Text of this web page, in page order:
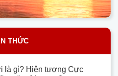
THỨC
là gì? Hiện tượng Cực